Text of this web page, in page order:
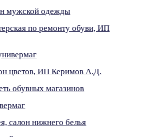
мужской одежды
по ремонту обуви, ИП
цветов, ИП Керимов А.Д.
обувных магазинов
салон нижнего белья